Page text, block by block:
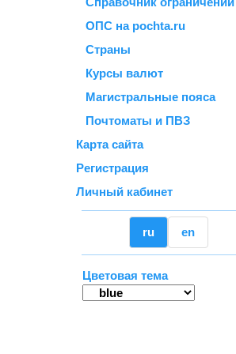
ОПС на pochta.ru
Страны
Курсы валют
Магистральные пояса
Почтоматы и ПВЗ
Карта сайта
Регистрация
Личный кабинет
ru en
Цветовая тема